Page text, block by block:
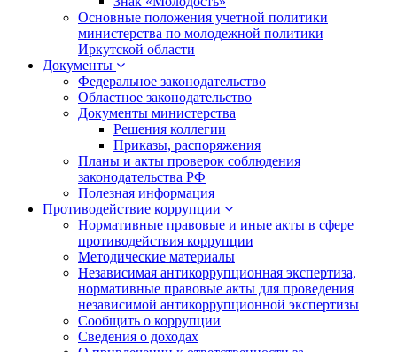
Основные положения учетной политики
министерства по молодежной политики
Иркутской области
Документы
Федеральное законодательство
Областное законодательство
Документы министерства
Решения коллегии
Приказы, распоряжения
Планы и акты проверок соблюдения
законодательства РФ
Полезная информация
Противодействие коррупции
Нормативные правовые и иные акты в сфере
противодействия коррупции
Методические материалы
Независимая антикоррупционная экспертиза,
нормативные правовые акты для проведения
независимой антикоррупционной экспертизы
Сообщить о коррупции
Сведения о доходах